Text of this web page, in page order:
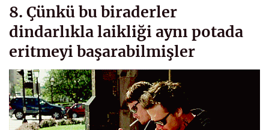
8. Çünkü bu biraderler
dindarlıkla laikliği aynı potada
eritmeyi başarabilmişler